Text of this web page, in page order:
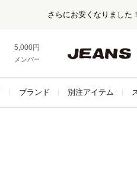
さらにお安くなりました
5,000円以上お買い上げで送料無料！
メンバー登録でお得な情報をゲット。さ
ブランド 別注アイテム